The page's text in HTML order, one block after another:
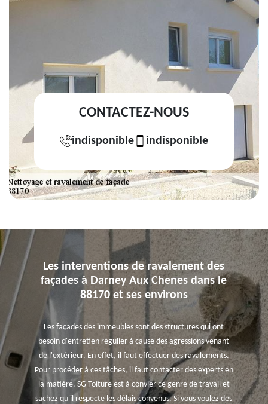
CONTACTEZ-NOUS
indisponible indisponible
Les interventions de ravalement des
façades à Darney Aux Chenes dans le
88170 et ses environs
Les façades des immeubles sont des structures qui ont
besoin d'entretien régulier à cause des agressions venant
de l'extérieur. En effet, il faut effectuer des ravalements.
Pour procéder à ces tâches, il faut contacter des experts en
la matière. SG Toiture est à convier ce genre de travail et
sachez qu'il respecte les délais convenus. Si vous voulez des